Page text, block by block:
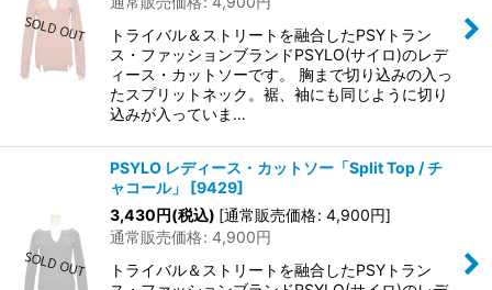
トライバル＆ストリートを融合したPSYトラン
ス・ファッションブランドPSYLO(サイロ)のレデ
ィース・カットソーです。 胸まで切り込みの入っ
たスプリットネック。裾、袖にも同じように切り
込みが入っていま…
PSYLO レディース・カットソー「Split Top / チ
ャコール」
[9429]
3,430円(税込) [通常販売価格: 4,900円]
通常販売価格: 4,900円
トライバル＆ストリートを融合したPSYトラン